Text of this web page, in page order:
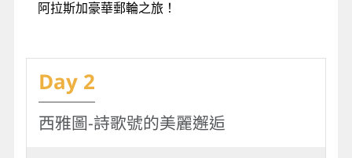
阿拉斯加豪華郵輪之旅！
Day 2
西雅圖-詩歌號的美麗邂逅